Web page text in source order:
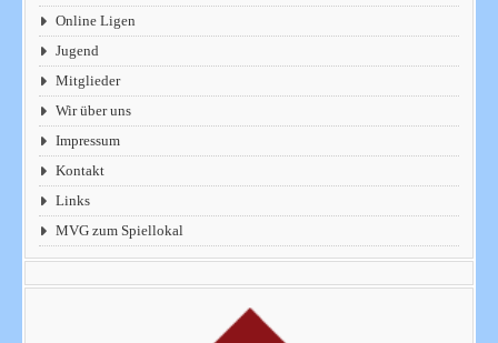
Online Ligen
Jugend
Mitglieder
Wir über uns
Impressum
Kontakt
Links
MVG zum Spiellokal